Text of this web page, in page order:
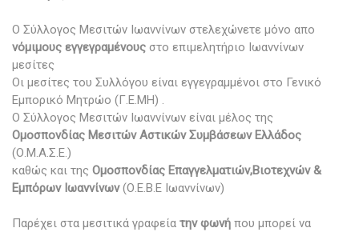
Ο Σύλλογος Μεσιτών Ιωαννίνων στελεχώνετε μόνο απο
νόμιμους εγγεγραμένους στο επιμελητήριο Ιωαννίνων
μεσίτες
Οι μεσίτες του Συλλόγου είναι εγγεγραμμένοι στο Γενικό
Εμπορικό Μητρώο (Γ.Ε.ΜΗ) .
Ο Σύλλογος Μεσιτών Ιωαννίνων είναι μέλος της
Ομοσπονδίας Μεσιτών Αστικών Συμβάσεων Ελλάδος
(Ο.Μ.Α.Σ.Ε.)
καθώς και της Ομοσπονδίας Επαγγελματιών,Βιοτεχνών &
Εμπόρων Ιωαννίνων(Ο.Ε.Β.Ε Ιωαννίνων)
Παρέχει στα μεσιτικά γραφεία την φωνή που μπορεί να